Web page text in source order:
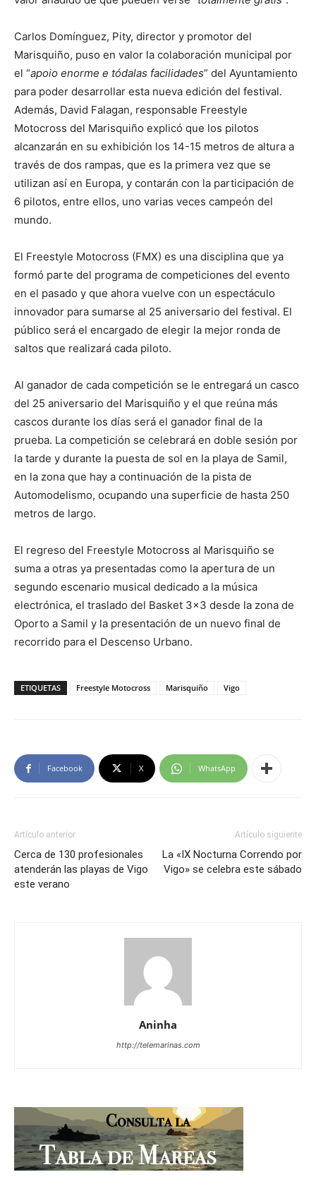
Carlos Domínguez, Pity, director y promotor del
Marisquiño, puso en valor la colaboración municipal por
el “apoio enorme e tódalas facilidades” del Ayuntamiento
para poder desarrollar esta nueva edición del festival.
Además, David Falagan, responsable Freestyle
Motocross del Marisquiño explicó que los pilotos
alcanzarán en su exhibición los 14-15 metros de altura a
través de dos rampas, que es la primera vez que se
utilizan así en Europa, y contarán con la participación de
6 pilotos, entre ellos, uno varias veces campeón del
mundo.
El Freestyle Motocross (FMX) es una disciplina que ya
formó parte del programa de competiciones del evento
en el pasado y que ahora vuelve con un espectáculo
innovador para sumarse al 25 aniversario del festival. El
público será el encargado de elegir la mejor ronda de
saltos que realizará cada piloto.
Al ganador de cada competición se le entregará un casco
del 25 aniversario del Marisquiño y el que reúna más
cascos durante los días será el ganador final de la
prueba. La competición se celebrará en doble sesión por
la tarde y durante la puesta de sol en la playa de Samil,
en la zona que hay a continuación de la pista de
Automodelismo, ocupando una superficie de hasta 250
metros de largo.
El regreso del Freestyle Motocross al Marisquiño se
suma a otras ya presentadas como la apertura de un
segundo escenario musical dedicado a la música
electrónica, el traslado del Basket 3×3 desde la zona de
Oporto a Samil y la presentación de un nuevo final de
recorrido para el Descenso Urbano.
ETIQUETAS Freestyle Motocross Marisquiño Vigo
Facebook X WhatsApp
Artículo anterior
Cerca de 130 profesionales
atenderán las playas de Vigo
este verano
Artículo siguiente
La «IX Nocturna Correndo por
Vigo» se celebra este sábado
Aninha
http://telemarinas.com